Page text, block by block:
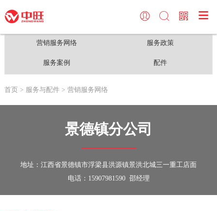

关于中旺
中旺简介
三一挖掘机
小型挖掘机
服务与配件
营销服务网络
中旺频道
中旺频道
营销服务网络 服务政策
服务案例 配件
首页 > 服务与配件 > 营销服务网络
景德镇分公司
地址：江西省景德镇市浮梁县洪源镇景洪北城三一重工店面
电话：15907981590 邵经理